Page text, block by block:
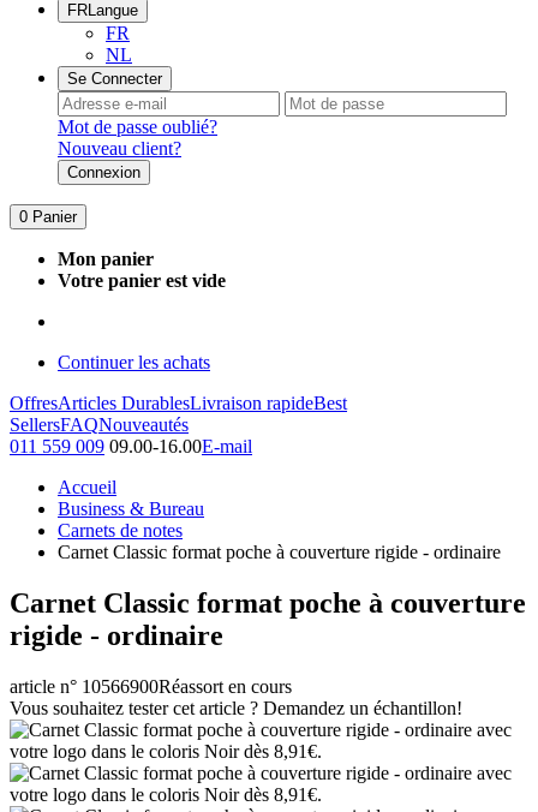
FRLangue
FR
NL
Se Connecter
Mot de passe oublié?
Nouveau client?
Connexion
0 Panier
Mon panier
Votre panier est vide
Continuer les achats
OffresArticles DurablesLivraison rapideBest
SellersFAQNouveautés
011 559 009 09.00-16.00E-mail
Accueil
Business & Bureau
Carnets de notes
Carnet Classic format poche à couverture rigide - ordinaire
Carnet Classic format poche à couverture
rigide - ordinaire
article n° 10566900Réassort en cours
Vous souhaitez tester cet article ? Demandez un échantillon!